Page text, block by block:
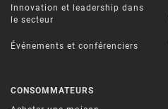
Innovation et leadership dans
le secteur
Événements et conférenciers
CONSOMMATEURS